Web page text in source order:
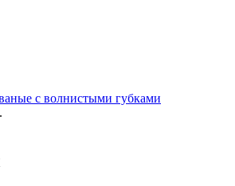
с волнистыми губками